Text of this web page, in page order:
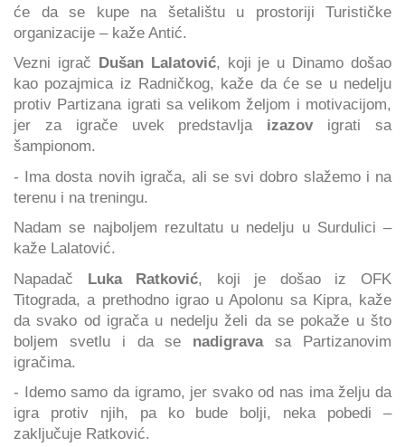
će da se kupe na šetalištu u prostoriji Turističke
organizacije – kaže Antić.
Vezni igrač
Dušan Lalatović, koji je u Dinamo došao
kao pozajmica iz Radničkog, kaže da će se u nedelju
protiv Partizana igrati sa velikom željom i motivacijom,
jer za igrače uvek predstavlja izazovigrati sa
šampionom.
- Ima dosta novih igrača, ali se svi dobro slažemo i na
terenu i na treningu.
Nadam se najboljem rezultatu u nedelju u Surdulici –
kaže Lalatović.
Napadač Luka Ratković, koji je došao iz OFK
Titograda, a prethodno igrao u Apolonu sa Kipra, kaže
da svako od igrača u nedelju želi da se pokaže u što
boljem svetlu i da se nadigravasa Partizanovim
igračima.
- Idemo samo da igramo, jer svako od nas ima želju da
igra protiv njih, pa ko bude bolji, neka pobedi –
zaključuje Ratković.